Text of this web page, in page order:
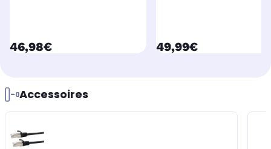
currentPrice
46,98€ currentPrice
49,99€
Accessoires